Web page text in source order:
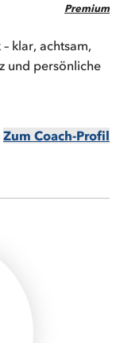
Premium
klar, achtsam,
und persönliche
Zum Coach-Profil